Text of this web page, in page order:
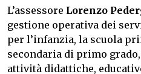
L’assessore Lorenzo
gestione operativa dei
per l’infanzia, la scuola
secondaria di primo
attività didattiche,